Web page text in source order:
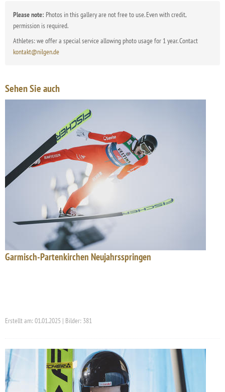
Please note: Photos in this gallery are not free to use. Even with credit,
permission is required.
Athletes: we offer a special service allowing photo usage for 1 year. Contact
kontakt@nilgen.de
Sehen Sie auch
Garmisch-Partenkirchen Neujahrsspringen
Erstellt am: 01.01.2025 | Bilder: 381